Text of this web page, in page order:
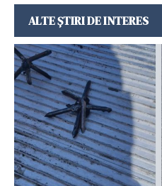
ALTE ȘTIRI DE INTERES